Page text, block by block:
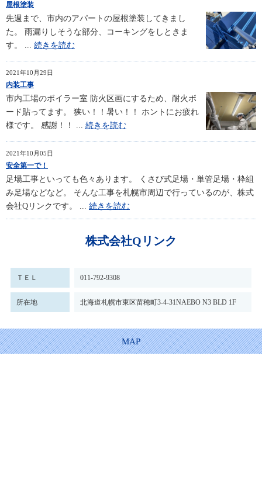
屋根塗装
先週まで、市内のアパートの屋根塗装してきまし
た。 雨漏りしそうな部分、コーキングをしときま
す。 ... 続きを読む
2021年10月29日
内装工事
市内工場のボイラー室 防火区画にするため、耐火ボ
ード貼ってます。 狭い！！暑い！！ ホントにお疲れ
様です。 感謝！！ ... 続きを読む
2021年10月05日
安全第一で！
足場工事といっても色々あります。 くさび式足場・単管足場・枠組
み足場などなど。 そんな工事を札幌市周辺で行っているのが、株式
会社Qリンクです。 ... 続きを読む
株式会社Qリンク
ＴＥＬ 011-792-9308
所在地 北海道札幌市東区苗穂町3-4-31NAEBO N3 BLD 1F
MAP